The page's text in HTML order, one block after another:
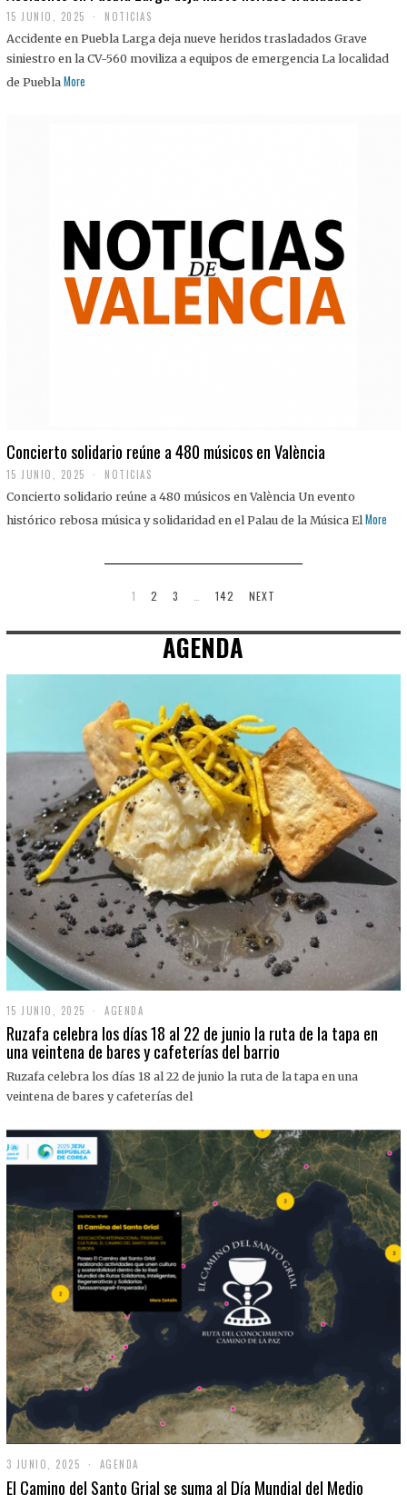
15 JUNIO, 2025 NOTICIAS
Accidente en Puebla Larga deja nueve heridos trasladados Grave
siniestro en la CV-560 moviliza a equipos de emergencia La localidad
de Puebla More
Concierto solidario reúne a 480 músicos en València
15 JUNIO, 2025 NOTICIAS
Concierto solidario reúne a 480 músicos en València Un evento
histórico rebosa música y solidaridad en el Palau de la Música El More
1 2 3 142 NEXT
AGENDA
15 JUNIO, 2025
J
U
I
O
0
2
5
AGENDA
Ruzafa celebra los días 18 al 22 de junio la ruta de la tapa en
una veintena de bares y cafeterías del barrio
Ruzafa celebra los días 18 al 22 de junio la ruta de la tapa en una
veintena de bares y cafeterías del
3 JUNIO, 2025
J
U
AGENDA
El Camino del Santo Grial se suma al Día Mundial del Medio